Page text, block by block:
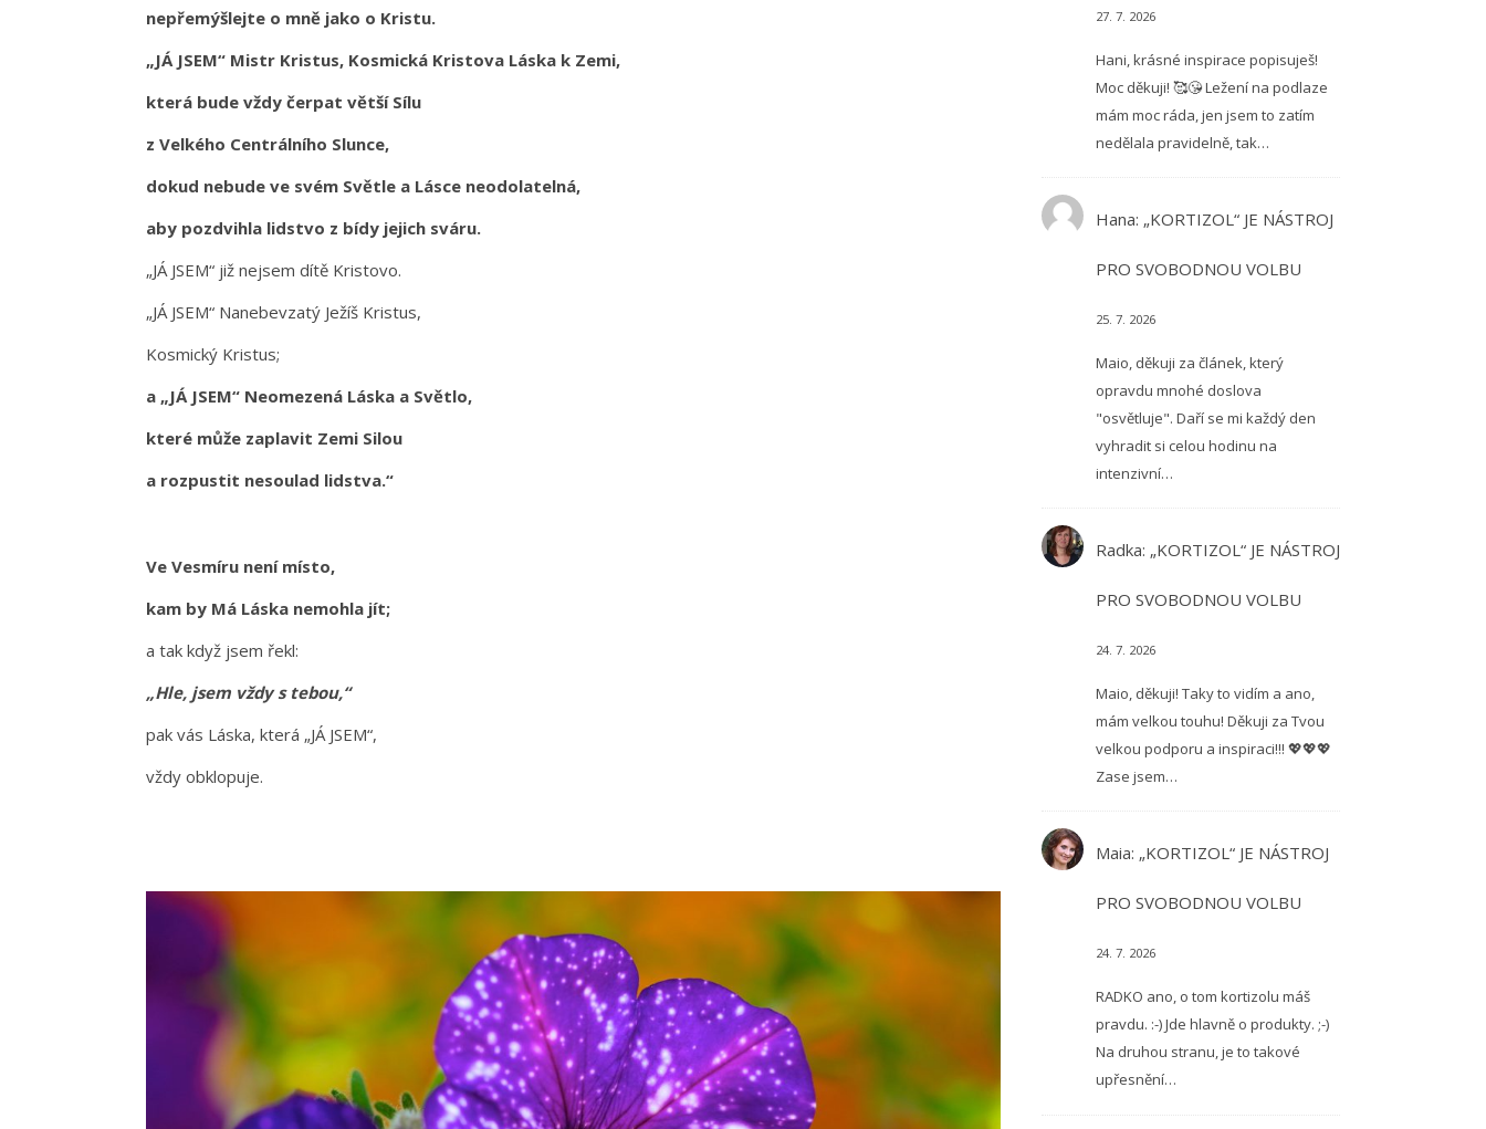
nepřemýšlejte o mně jako o Kristu.
„JÁ JSEM“ Mistr Kristus, Kosmická Kristova Láska k Zemi,
která bude vždy čerpat větší Sílu
z Velkého Centrálního Slunce,
dokud nebude ve svém Světle a Lásce neodolatelná,
aby pozdvihla lidstvo z bídy jejich sváru.
„JÁ JSEM“ již nejsem dítě Kristovo.
„JÁ JSEM“ Nanebevzatý Ježíš Kristus,
Kosmický Kristus;
a „JÁ JSEM“ Neomezená Láska a Světlo,
které může zaplavit Zemi Silou
a rozpustit nesoulad lidstva.“
Ve Vesmíru není místo,
kam by Má Láska nemohla jít;
a tak když jsem řekl:
„Hle, jsem vždy s tebou,“
pak vás Láska, která „JÁ JSEM“,
vždy obklopuje.
27. 7. 2026
Hani, krásné inspirace popisuješ!
Moc děkuji! 🥰😘 Ležení na podlaze
mám moc ráda, jen jsem to zatím
nedělala pravidelně, tak…
Hana: „KORTIZOL“ JE NÁSTROJ
PRO SVOBODNOU VOLBU
25. 7. 2026
Maio, děkuji za článek, který
opravdu mnohé doslova
"osvětluje". Daří se mi každý den
vyhradit si celou hodinu na
intenzivní…
Radka: „KORTIZOL“ JE NÁSTROJ
PRO SVOBODNOU VOLBU
24. 7. 2026
Maio, děkuji! Taky to vidím a ano,
mám velkou touhu! Děkuji za Tvou
velkou podporu a inspiraci!!! 💖💖💖
Zase jsem…
Maia: „KORTIZOL“ JE NÁSTROJ
PRO SVOBODNOU VOLBU
24. 7. 2026
RADKO ano, o tom kortizolu máš
pravdu. :-) Jde hlavně o produkty. ;-)
Na druhou stranu, je to takové
upřesnění…